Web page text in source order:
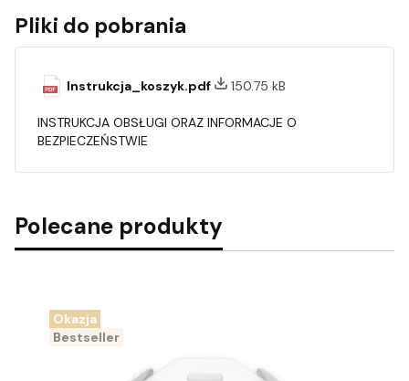
Pliki do pobrania
Instrukcja_koszyk.pdf 150.75 kB
INSTRUKCJA OBSŁUGI ORAZ INFORMACJE O
BEZPIECZEŃSTWIE
Polecane produkty
Okazja
Bestseller